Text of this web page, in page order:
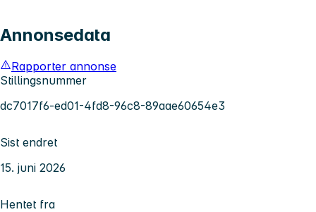
Annonsedata
Rapporter annonse
Stillingsnummer
dc7017f6-ed01-4fd8-96c8-89aae60654e3
Sist endret
15. juni 2026
Hentet fra